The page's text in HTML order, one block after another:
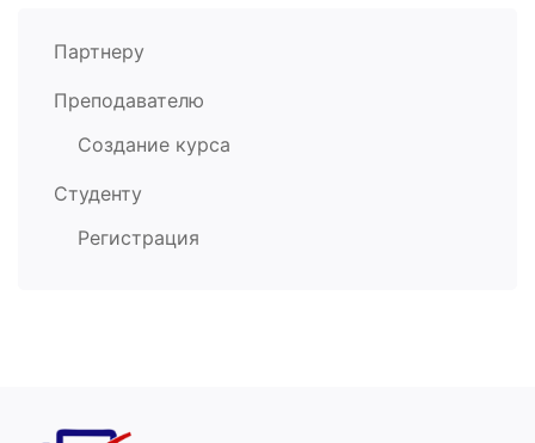
Партнеру
Преподавателю
Создание курса
Студенту
Регистрация